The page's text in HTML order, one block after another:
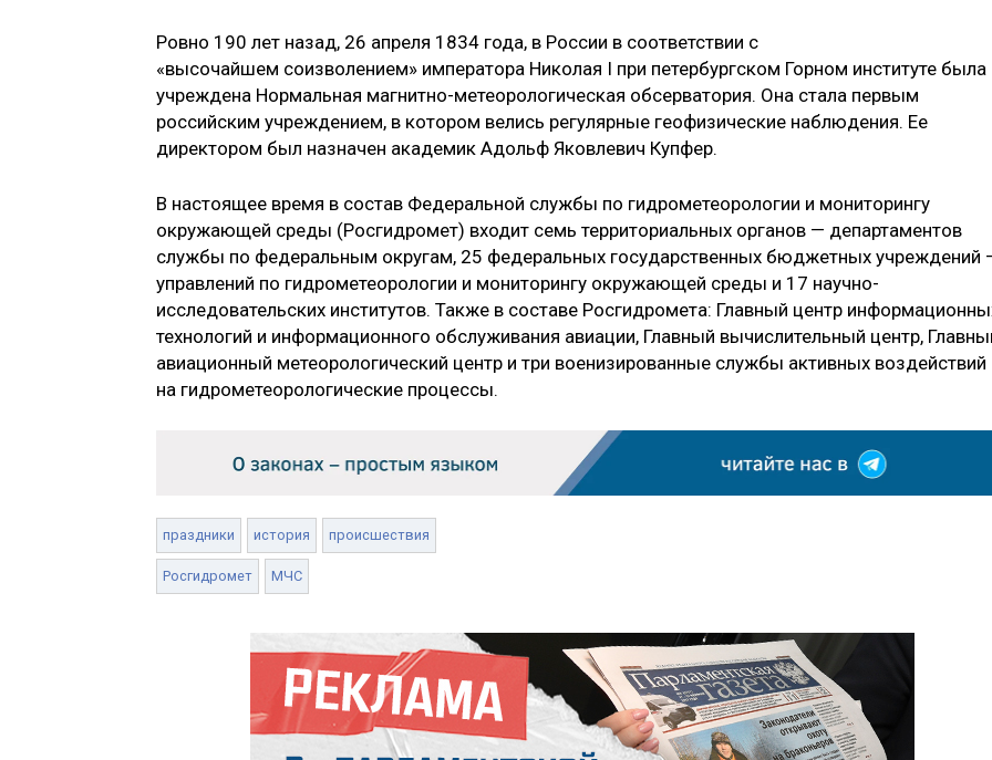
Ровно 190 лет назад, 26 апреля 1834 года, в России в соответствии с
«высочайшем соизволением» императора Николая I при петербургском Горном институте была
учреждена Нормальная магнитно-метеорологическая обсерватория. Она стала первым
российским учреждением, в котором велись регулярные геофизические наблюдения. Ее
директором был назначен академик Адольф Яковлевич Купфер.
В настоящее время в состав Федеральной службы по гидрометеорологии и мониторингу
окружающей среды (Росгидромет) входит семь территориальных органов — департаментов
службы по федеральным округам, 25 федеральных государственных бюджетных учреждений
управлений по гидрометеорологии и мониторингу окружающей среды и 17 научно-
исследовательских институтов. Также в составе Росгидромета: Главный центр
технологий и информационного обслуживания авиации, Главный вычислительный центр,
авиационный метеорологический центр и три военизированные службы активных воздействий
на гидрометеорологические процессы.
праздники история происшествия
Росгидромет МЧС